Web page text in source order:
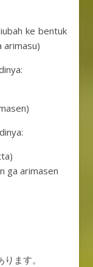
ke bentuk
arimasu)
ga arimasen
ます。